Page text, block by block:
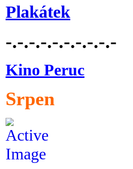
Plakátek
-.-.-.-.-.-.-.-.-.-
Kino Peruc
Srpen